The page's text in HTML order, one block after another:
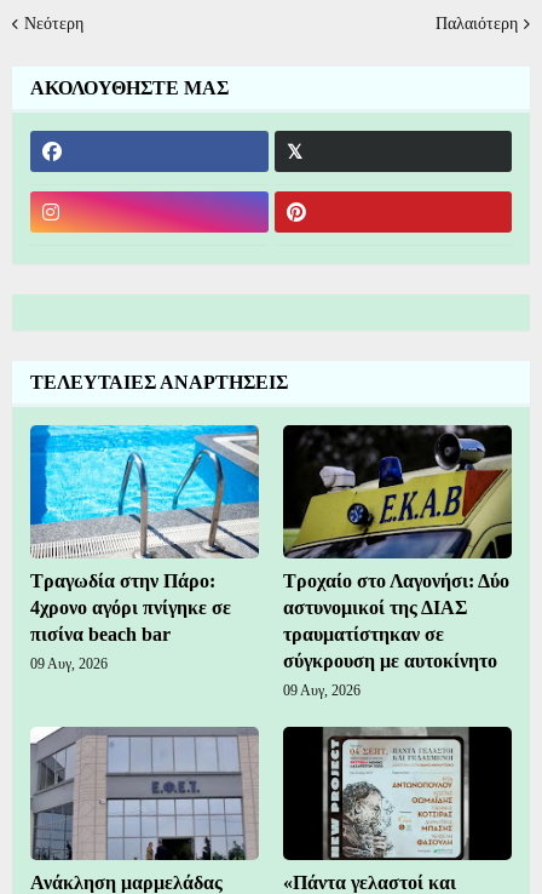
Νεότερη Παλαιότερη
ΑΚΟΛΟΥΘΗΣΤΕ ΜΑΣ
ΤΕΛΕΥΤΑΙΕΣ ΑΝΑΡΤΗΣΕΙΣ
Τραγωδία στην Πάρο:
4χρονο αγόρι πνίγηκε σε
πισίνα beach bar
09 Αυγ, 2026
Τροχαίο στο Λαγονήσι: Δύο
αστυνομικοί της ΔΙΑΣ
τραυματίστηκαν σε
σύγκρουση με αυτοκίνητο
09 Αυγ, 2026
Ανάκληση μαρμελάδας
«Πάντα γελαστοί και